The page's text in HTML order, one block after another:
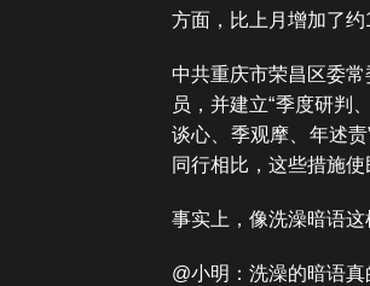
方面，比上月增加了约
中共重庆市荣昌区委
员，并建立“季度研判
谈心、季观摩、年述
同行相比，这些措施
事实上，像洗澡暗语这
@小明：洗澡的暗语